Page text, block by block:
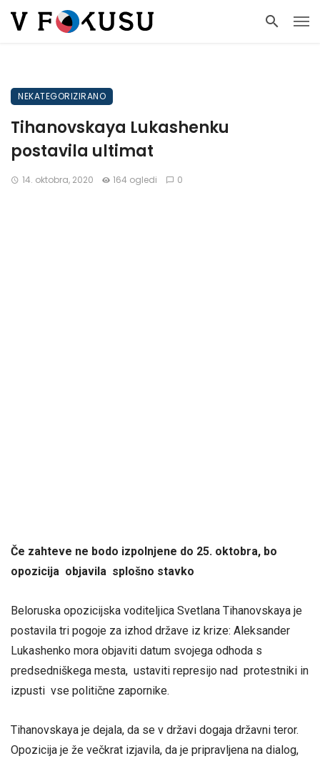
NEKATEGORIZIRANO
Tihanovskaya Lukashenku
postavila ultimat
14. oktobra, 2020 164 ogledi 0
Če zahteve ne bodo izpolnjene do 25. oktobra, bo
opozicija objavila splošno stavko
Beloruska opozicijska voditeljica Svetlana Tihanovskaya je
postavila tri pogoje za izhod države iz krize: Aleksander
Lukashenko mora objaviti datum svojega odhoda s
predsedniškega mesta, ustaviti represijo nad protestniki in
izpusti vse politične zapornike.
Tihanovskaya je dejala, da se v državi dogaja državni teror.
Opozicija je že večkrat izjavila, da je pripravljena na dialog,